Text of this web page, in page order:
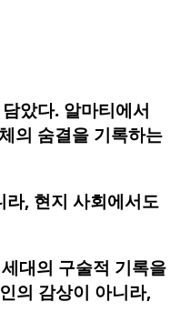
았다. 알마티에서
의 숨결을 기록하는
, 현지 사회에서도
대의 구술적 기록을
의 감상이 아니라,